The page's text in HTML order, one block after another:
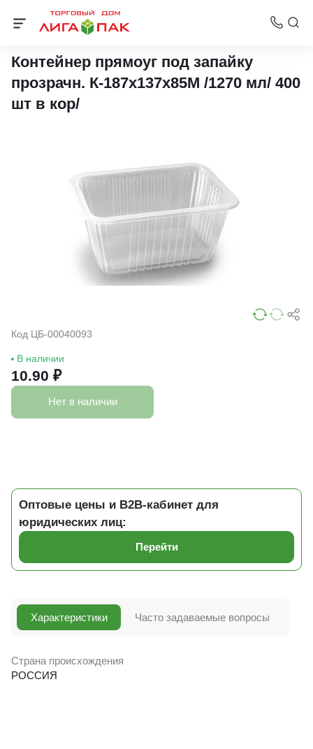
Контейнеры под запайку
Контейнер прямоуг под запайку
прозрачн. К-187х137х85М /1270 мл/ 400
шт в кор/
Код ЦБ-00040093
В наличии
10.90 ₽
Нет в наличии
Оптовые цены и B2B-кабинет для
юридических лиц:
Перейти
Характеристики
Страна происхождения
РОССИЯ
Часто задаваемые вопросы